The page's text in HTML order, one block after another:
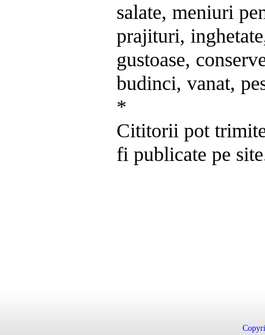
salate, meniuri
prajituri,
gustoase,
budinci, vanat,
*
Cititorii pot
fi publicate pe